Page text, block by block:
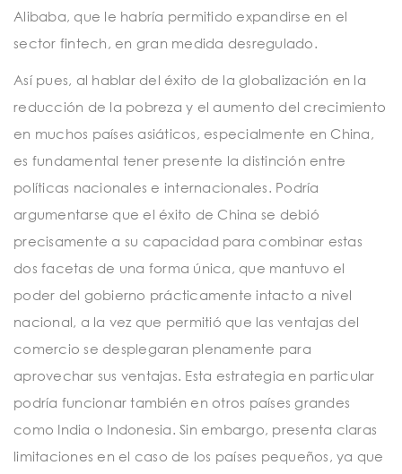
Alibaba, que le habría permitido expandirse en el
sector fintech, en gran medida desregulado.
Así pues, al hablar del éxito de la globalización en la
reducción de la pobreza y el aumento del crecimiento
en muchos países asiáticos, especialmente en China,
es fundamental tener presente la distinción entre
políticas nacionales e internacionales. Podría
argumentarse que el éxito de China se debió
precisamente a su capacidad para combinar estas
dos facetas de una forma única, que mantuvo el
poder del gobierno prácticamente intacto a nivel
nacional, a la vez que permitió que las ventajas del
comercio se desplegaran plenamente para
aprovechar sus ventajas. Esta estrategia en particular
podría funcionar también en otros países grandes
como India o Indonesia. Sin embargo, presenta claras
limitaciones en el caso de los países pequeños, ya que